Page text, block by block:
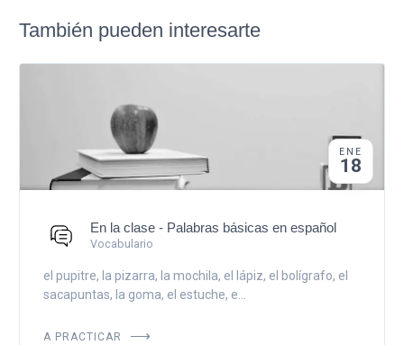
También pueden interesarte
ENE
18
En la clase - Palabras básicas en español
Vocabulario
el pupitre, la pizarra, la mochila, el lápiz, el bolígrafo, el
sacapuntas, la goma, el estuche, e...
A PRACTICAR